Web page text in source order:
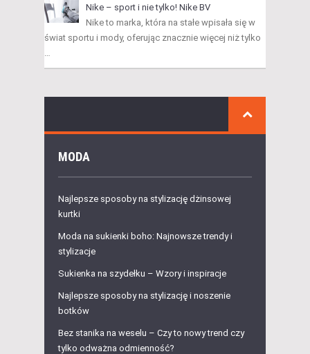
Nike – sport i nie tylko! Nike BV
Nike to marka, która na stałe wpisała się w
świat sportu i mody, oferując znacznie więcej niż tylko
MODA
Najlepsze sposoby na stylizację dżinsowej
kurtki
Moda na sukienki boho: Najnowsze trendy i
stylizacje
Sukienka na szydełku – Wzory i inspiracje
Najlepsze sposoby na stylizację i noszenie
botków
Bez stanika na weselu – Czy to nowy trend czy
tylko odważna odmienność?